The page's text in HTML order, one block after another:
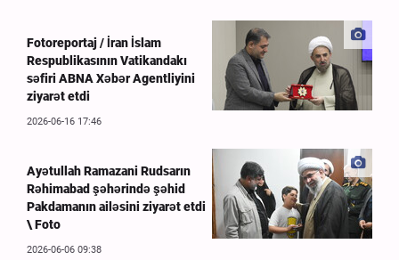
Fotoreportaj / İran İslam
Respublikasının Vatikandakı
səfiri ABNA Xəbər Agentliyini
ziyarət etdi
2026-06-16 17:46
Ayətullah Ramazani Rudsarın
Rəhimabad şəhərində şəhid
Pakdamanın ailəsini ziyarət etdi
\ Foto
2026-06-06 09:38